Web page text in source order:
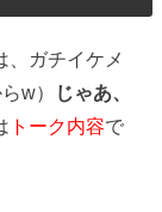
、ガチイケメ
w）
じゃあ、
トーク内容で